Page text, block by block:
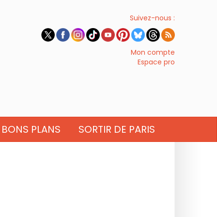
Suivez-nous :
Mon compte
Espace pro
BONS PLANS SORTIR DE PARIS